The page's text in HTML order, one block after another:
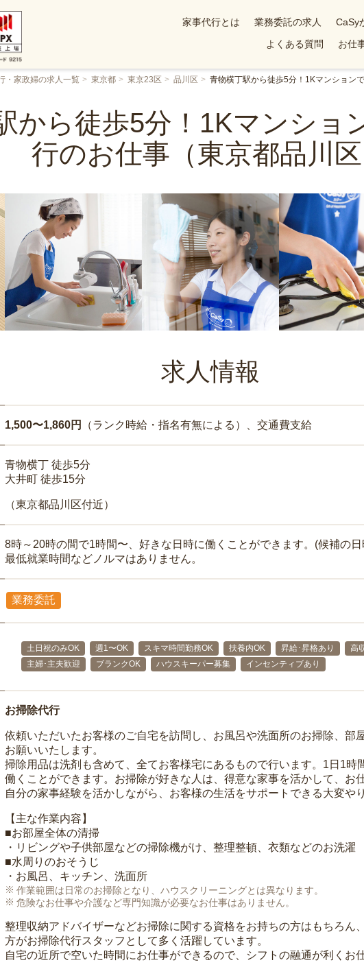
家事代行とは 業務委託の求人 CaSy
よくある質問
お仕
・家政婦の求人一覧 東京都 東京23区 品川区 青物横丁駅から徒歩5分！1Kマンション
から徒歩5分！1Kマンショ
行のお仕事（東京都品川区
求人情報
1,500〜1,860円 （ランク時給・指名有無による）、交通費支給
青物横丁 徒歩5分
大井町 徒歩15分
（東京都品川区付近）
8時～20時の間で1時間〜、好きな日時に働くことができます。(候補の
最低就業時間などノルマはありません。
業務委託
土日祝のみOK 週1〜OK スキマ時間勤務OK 扶養内OK 昇給･昇格あり 高
主婦･主夫歓迎
ブランクOK ハウスキーパー募集 インセンティブあり
お掃除代行
依頼いただいたお客様のご自宅を訪問し、お風呂や洗面所のお掃除、部
お願いいたします。
掃除用品は洗剤も含めて、全てお客様宅にあるもので行います。1日1時
働くことができます。お掃除が好きな人は、得意な家事を活かして、お
自分の家事経験を活かしながら、お客様の生活をサポートできる大変や
【主な作業内容】
■お部屋全体の清掃
・リビングや子供部屋などの掃除機がけ、整理整頓、衣類などのお洗濯
■水周りのおそうじ
・お風呂、キッチン、洗面所
作業範囲は日常のお掃除となり、ハウスクリーニングとは異なります。
危険なお仕事や介護など専門知識が必要なお仕事はありません。
整理収納アドバイザーなどお掃除に関する資格をお持ちの方はもちろん
方がお掃除代行スタッフとして多く活躍しています。
自宅の近所で空いた時間にお仕事ができるので、シフトの融通が利くお